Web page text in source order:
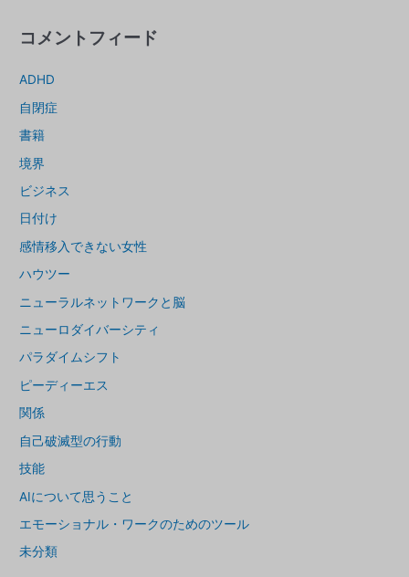
コメントフィード
ADHD
自閉症
書籍
境界
ビジネス
日付け
感情移入できない女性
ハウツー
ニューラルネットワークと脳
ニューロダイバーシティ
パラダイムシフト
ピーディーエス
関係
自己破滅型の行動
技能
AIについて思うこと
エモーショナル・ワークのためのツール
未分類